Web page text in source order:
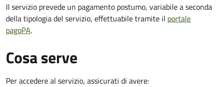
Il servizio prevede un pagamento postumo, variabile a seconda
della tipologia del servizio, effettuabile tramite il portale
pagoPA.
Cosa serve
Per accedere al servizio, assicurati di avere: